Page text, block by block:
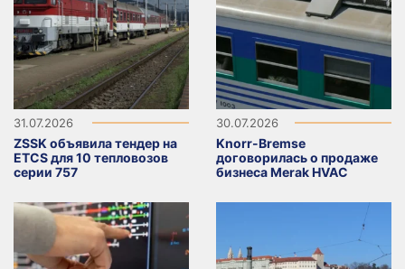
31.07.2026
ZSSK объявила тендер на
ETCS для 10 тепловозов
серии 757
30.07.2026
Knorr-Bremse
договорилась о продаже
бизнеса Merak HVAC